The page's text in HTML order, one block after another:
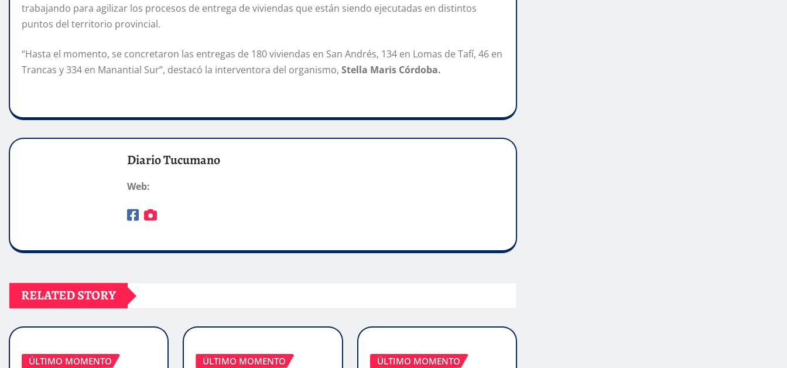
trabajando para agilizar los procesos de entrega de viviendas que están siendo ejecutadas en distintos
puntos del territorio provincial.
“Hasta el momento, se concretaron las entregas de 180 viviendas en San Andrés, 134 en Lomas de Tafí, 46 en
Trancas y 334 en Manantial Sur”, destacó la interventora del organismo, Stella Maris Córdoba.
Diario Tucumano
Web:
RELATED STORY
ÚLTIMO MOMENTO ÚLTIMO MOMENTO ÚLTIMO MOMENTO